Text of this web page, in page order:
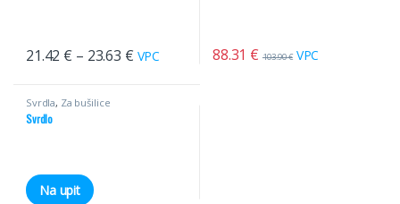
21.42 € – 23.63 € VPC 88.31 € 103.90€ VPC
Svrdla, Za bušilice
Svrdlo
Na upit